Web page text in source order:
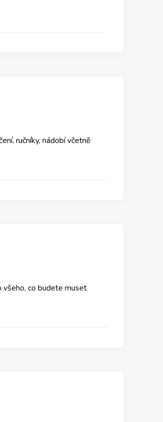
ručníky, nádobí včetně
všeho, co budete muset